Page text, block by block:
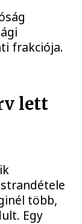
frakciója.
lett
több,
Egy